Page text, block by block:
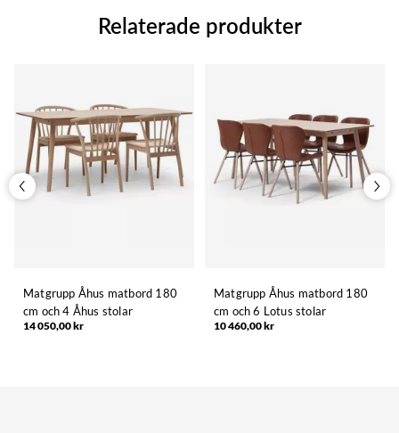
Relaterade produkter
Matgrupp Åhus matbord 180
cm och 4 Åhus stolar
14 050,00 kr
Matgrupp Åhus matbord 180
cm och 6 Lotus stolar
10 460,00 kr